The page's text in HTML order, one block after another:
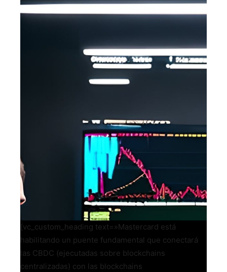
[vc_custom_heading text=»Mastercard está
habilitando un puente fundamental que conectará
las CBDC (ejecutadas sobre blockchains
centralizadas) con las blockchains